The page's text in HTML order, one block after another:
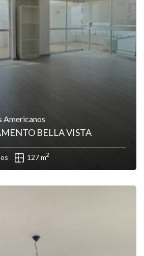
Americanos
BELLA VISTA
127 m2